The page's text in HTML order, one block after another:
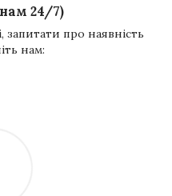
24/7)
запитати про наявність
нам: